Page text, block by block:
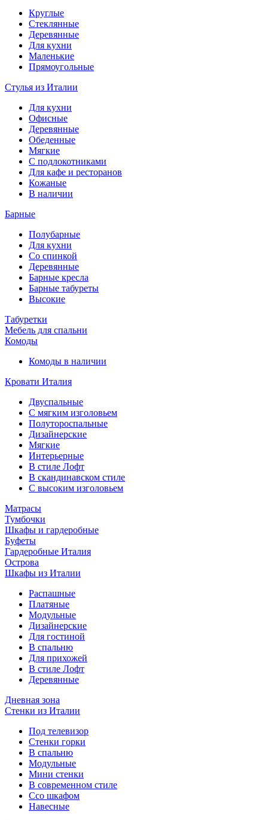
Круглые
Стеклянные
Деревянные
Для кухни
Маленькие
Прямоугольные
Стулья из Италии
Для кухни
Офисные
Деревянные
Обеденные
Мягкие
С подлокотниками
Для кафе и ресторанов
Кожаные
В наличии
Барные
Полубарные
Для кухни
Со спинкой
Деревянные
Барные кресла
Барные табуреты
Высокие
Табуретки
Мебель для спальни
Комоды
Комоды в наличии
Кровати Италия
Двуспальные
С мягким изголовьем
Полутороспальные
Дизайнерские
Мягкие
Интерьерные
В стиле Лофт
В скандинавском стиле
С высоким изголовьем
Матрасы
Тумбочки
Шкафы и гардеробные
Буфеты
Гардеробные Италия
Острова
Шкафы из Италии
Распашные
Платяные
Модульные
Дизайнерские
Для гостиной
В спальню
Для прихожей
В стиле Лофт
Деревянные
Дневная зона
Стенки из Италии
Под телевизор
Стенки горки
В спальню
Модульные
Мини стенки
В современном стиле
Ссо шкафом
Навесные